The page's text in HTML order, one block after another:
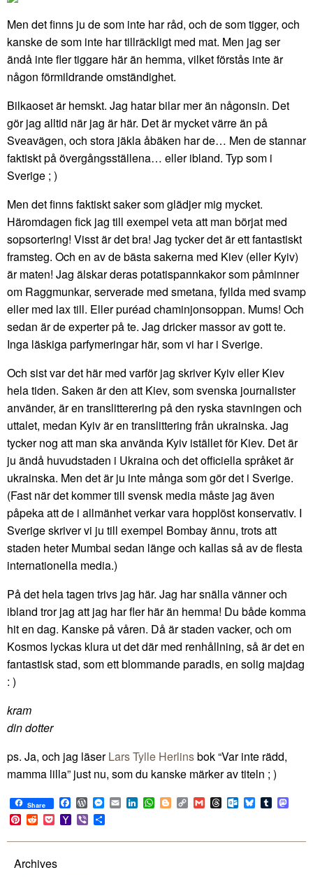
Men det finns ju de som inte har råd, och de som tigger, och
kanske de som inte har tillräckligt med mat. Men jag ser
ändå inte fler tiggare här än hemma, vilket förstås inte är
någon förmildrande omständighet.
Bilkaoset är hemskt. Jag hatar bilar mer än någonsin. Det
gör jag alltid när jag är här. Det är mycket värre än på
Sveavägen, och stora jäkla åbäken har de… Men de stannar
faktiskt på övergångsställena… eller ibland. Typ som i
Sverige ; )
Men det finns faktiskt saker som glädjer mig mycket.
Häromdagen fick jag till exempel veta att man börjat med
sopsortering! Visst är det bra! Jag tycker det är ett fantastiskt
framsteg. Och en av de bästa sakerna med Kiev (eller Kyiv)
är maten! Jag älskar deras potatispannkakor som påminner
om Raggmunkar, serverade med smetana, fyllda med svamp
eller med lax till. Eller puréad chaminjonsoppan. Mums! Och
sedan är de experter på te. Jag dricker massor av gott te.
Inga läskiga parfymeringar här, som vi har i Sverige.
Och sist var det här med varför jag skriver Kyiv eller Kiev
hela tiden. Saken är den att Kiev, som svenska journalister
använder, är en translitterering på den ryska stavningen och
uttalet, medan Kyiv är en translittering från ukrainska. Jag
tycker nog att man ska använda Kyiv istället för Kiev. Det är
ju ändå huvudstaden i Ukraina och det officiella språket är
ukrainska. Men det är ju inte många som gör det i Sverige.
(Fast när det kommer till svensk media måste jag även
påpeka att de i allmänhet verkar vara hopplöst konservativ. I
Sverige skriver vi ju till exempel Bombay ännu, trots att
staden heter Mumbai sedan länge och kallas så av de flesta
internationella media.)
På det hela tagen trivs jag här. Jag har snälla vänner och
ibland tror jag att jag har fler här än hemma! Du både komma
hit en dag. Kanske på våren. Då är staden vacker, och om
Kosmos lyckas klura ut det där med renhållning, så är det en
fantastisk stad, som ett blommande paradis, en solig majdag
: )
kram
din dotter
ps. Ja, och jag läserLars Tylle Herlinsbok “Var inte rädd,
mamma lilla” just nu, som du kanske märker av titeln ; )
Share Facebook
WordPress
Messenger
EmailLinkedIn
WhatsApp
BloggerCopy
Link
GmailThreadsOutlook.com
BlueskyTumblr
Pinterest
RedditPocketYahoo
Mail
Viber
Archives